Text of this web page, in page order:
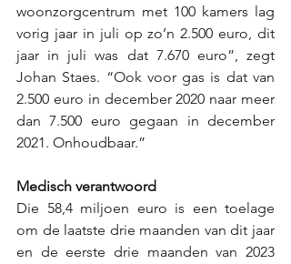
woonzorgcentrum met 100 kamers lag
vorig jaar in juli op zo’n 2.500 euro, dit
jaar in juli was dat 7.670 euro”, zegt
Johan Staes. “Ook voor gas is dat van
2.500 euro in december 2020 naar meer
dan 7.500 euro gegaan in december
2021. Onhoudbaar.”
Medisch verantwoord
Die 58,4 miljoen euro is een toelage
om de laatste drie maanden van dit jaar
en de eerste drie maanden van 2023